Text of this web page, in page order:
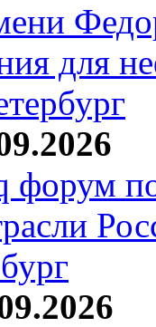
для
форум